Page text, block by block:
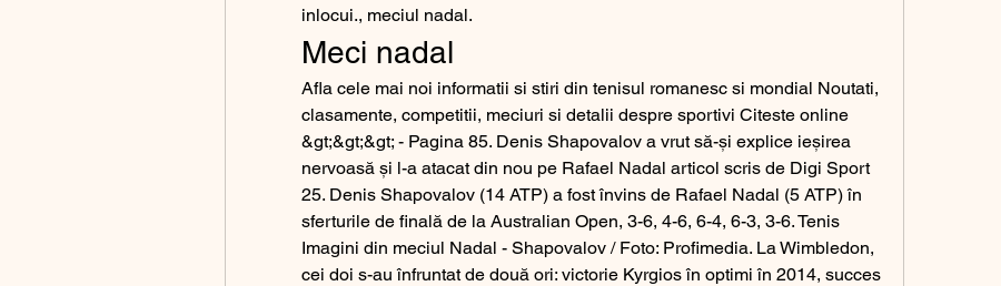
inlocui., meciul nadal.
Meci nadal
Afla cele mai noi informatii si stiri din tenisul romanesc si mondial Noutati,
clasamente, competitii, meciuri si detalii despre sportivi Citeste online
&gt;&gt;&gt; - Pagina 85. Denis Shapovalov a vrut să-și explice ieșirea
nervoasă și l-a atacat din nou pe Rafael Nadal articol scris de Digi Sport
25. Denis Shapovalov (14 ATP) a fost învins de Rafael Nadal (5 ATP) în
sferturile de finală de la Australian Open, 3-6, 4-6, 6-4, 6-3, 3-6. Tenis
Imagini din meciul Nadal - Shapovalov / Foto: Profimedia. La Wimbledon,
cei doi s-au înfruntat de două ori: victorie Kyrgios în optimi în 2014, succes